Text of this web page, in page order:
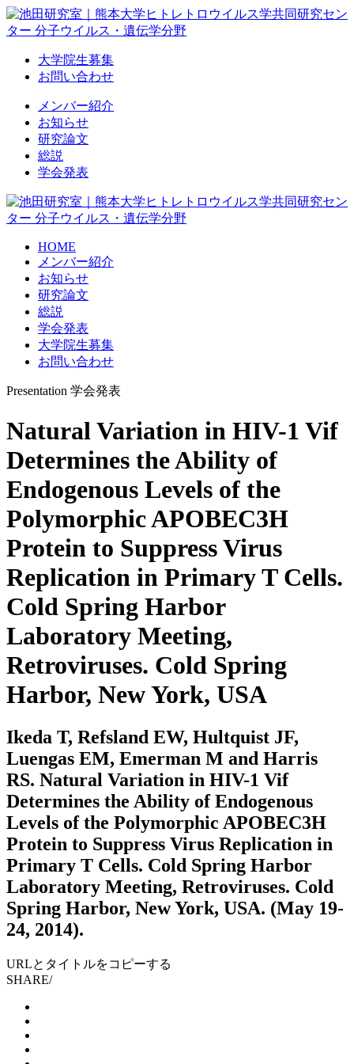
Skip
to
content
大学院生募集
お問い合わせ
メンバー紹介
お知らせ
研究論文
総説
学会発表
HOME
メンバー紹介
お知らせ
研究論文
総説
学会発表
大学院生募集
お問い合わせ
Presentation 学会発表
Natural Variation in HIV-1 Vif
Determines the Ability of
Endogenous Levels of the
Polymorphic APOBEC3H
Protein to Suppress Virus
Replication in Primary T Cells.
Cold Spring Harbor
Laboratory Meeting,
Retroviruses. Cold Spring
Harbor, New York, USA
Ikeda T, Refsland EW, Hultquist JF,
Luengas EM, Emerman M and Harris
RS. Natural Variation in HIV-1 Vif
Determines the Ability of Endogenous
Levels of the Polymorphic APOBEC3H
Protein to Suppress Virus Replication in
Primary T Cells. Cold Spring Harbor
Laboratory Meeting, Retroviruses. Cold
Spring Harbor, New York, USA. (May 19-
24, 2014).
URLとタイトルをコピーする
SHARE/